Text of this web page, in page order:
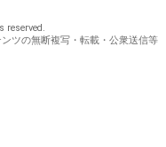
reserved.
ツの無断複写・転載・公衆送信等